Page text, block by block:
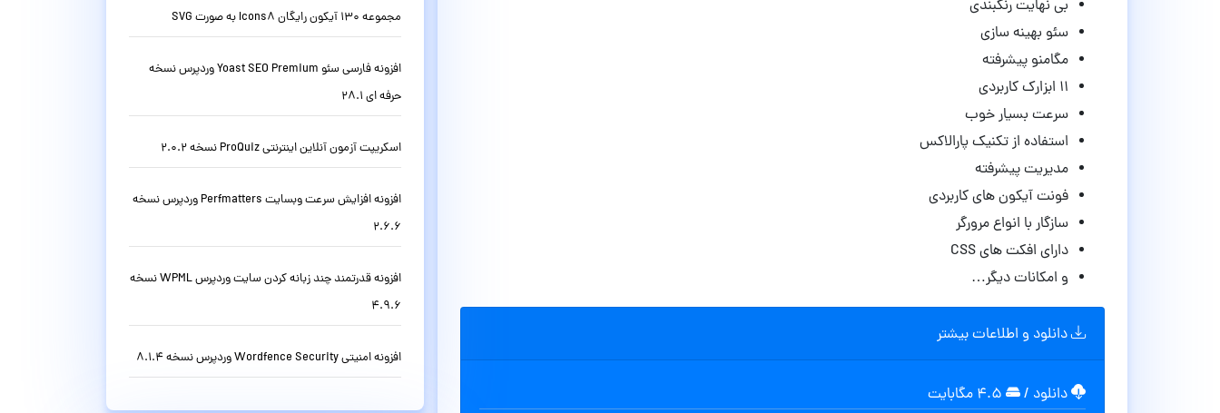
بی نهایت رنگبندی
سئو بهینه سازی
مگامنو پیشرفته
۱۱ ابزارک کاربردی
سرعت بسیار خوب
استفاده از تکنیک پارالاکس
مدیریت پیشرفته
فونت آیکون های کاربردی
سازگار با انواع مرورگر
دارای افکت های CSS
و امکانات دیگر…
دانلود و اطلاعات بیشتر
دانلود /
مجموعه 130 آیکون رایگان Icons8 به صورت SVG
افزونه فارسی سئو Yoast SEO Premium وردپرس نسخه
حرفه ای 28.1
اسکریپت آزمون آنلاین اینترنتی ProQuiz نسخه 2.0.2
افزونه افزایش سرعت وبسایت Perfmatters وردپرس نسخه
2.6.6
افزونه قدرتمند چند زبانه کردن سایت وردپرس WPML نسخه
4.9.6
افزونه امنیتی Wordfence Security وردپرس نسخه 8.1.4